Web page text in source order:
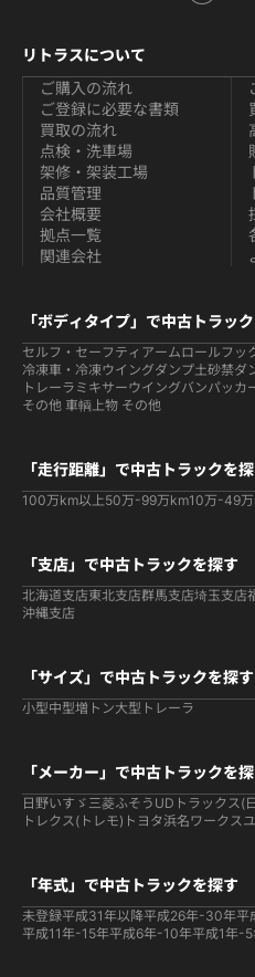
リトラスについて
ご購入の流れ
ご登録に必要な書類
買取の流れ
点検・洗車場
架修・架装工場
品質管理
会社概要
拠点一覧
関連会社
「ボディタイプ」で中古トラッ
セルフ・セーフティ アームロールフッ
冷凍車・冷凍ウイングダンプ土砂禁ダ
トレーラ ミキサーウイングバンパッカ
その他 車輌 上物 その他
「走行距離」で中古トラックを
100万km以上50万-99万km10万-49
「支店」で中古トラックを探す
北海道支店東北支店群馬支店埼玉支店
沖縄支店
「サイズ」で中古トラックを探す
小型中型増トン大型 トレーラ
「メーカー」で中古トラックを
日野いすゞ 三菱ふそう UDトラックス(
トレクス(トレモ) トヨタ浜名ワークス
「年式」で中古トラックを探す
未登録平成31年以降平成26年-30年平
平成11年-15年平成6年-10年平成1年-